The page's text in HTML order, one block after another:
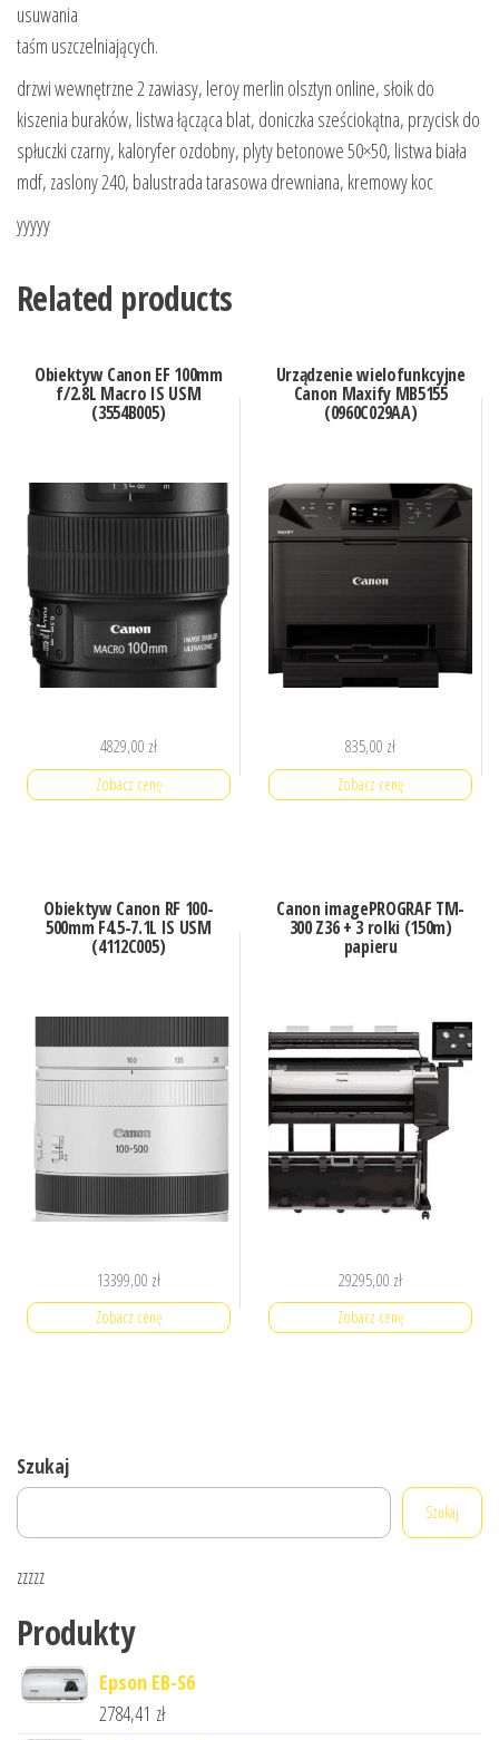
usuwania
taśm uszczelniających.
drzwi wewnętrzne 2 zawiasy, leroy merlin olsztyn online, słoik do
kiszenia buraków, listwa łącząca blat, doniczka sześciokątna, przycisk do
spłuczki czarny, kaloryfer ozdobny, plyty betonowe 50×50, listwa biała
mdf, zaslony 240, balustrada tarasowa drewniana, kremowy koc
yyyyy
Related products
Obiektyw Canon EF 100mm
f/2.8L Macro IS USM
(3554B005)
4829,00 zł
Zobacz cenę
Urządzenie wielofunkcyjne
Canon Maxify MB5155
(0960C029AA)
835,00 zł
Zobacz cenę
Obiektyw Canon RF 100-
500mm F4.5-7.1L IS USM
(4112C005)
13399,00 zł
Zobacz cenę
Canon imagePROGRAF TM-
300 Z36 + 3 rolki (150m)
papieru
29295,00 zł
Zobacz cenę
Szukaj
Szukaj
zzzzz
Produkty
Epson EB-S6
2784,41 zł